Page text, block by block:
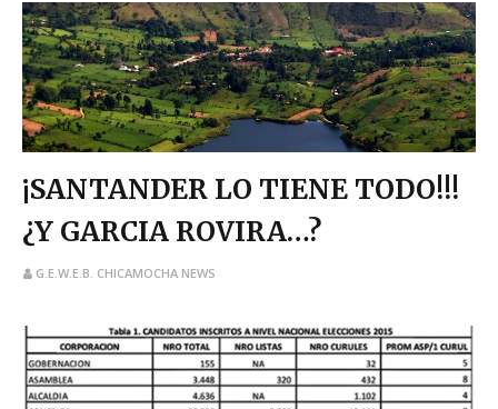
¡SANTANDER LO TIENE TODO!!!
¿Y GARCIA ROVIRA…?
G.E.W.E.B. CHICAMOCHA NEWS